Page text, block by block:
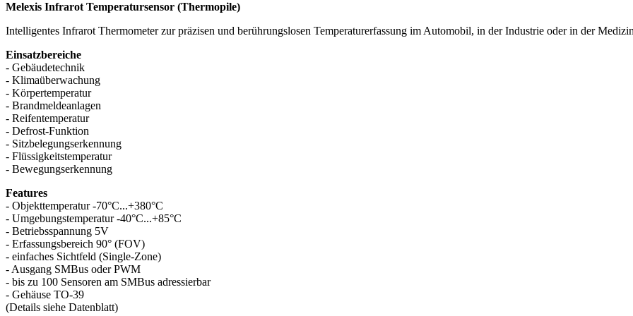
Melexis Infrarot Temperatursensor (Thermopile)
Intelligentes Infrarot Thermometer zur präzisen und berührungslosen Temperaturerfassung im Automobil, in der Industrie oder in der
Einsatzbereiche
- Gebäudetechnik
- Klimaüberwachung
- Körpertemperatur
- Brandmeldeanlagen
- Reifentemperatur
- Defrost-Funktion
- Sitzbelegungserkennung
- Flüssigkeitstemperatur
- Bewegungserkennung
Features
- Objekttemperatur -70°C...+380°C
- Umgebungstemperatur -40°C...+85°C
- Betriebsspannung 5V
- Erfassungsbereich 90° (FOV)
- einfaches Sichtfeld (Single-Zone)
- Ausgang SMBus oder PWM
- bis zu 100 Sensoren am SMBus adressierbar
- Gehäuse TO-39
(Details siehe Datenblatt)